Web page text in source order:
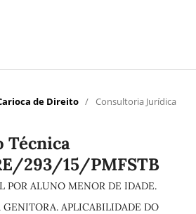
de Direito / Consultoria Jurídica
Técnica
293/15/PMFSTB
POR ALUNO MENOR DE IDADE.
APLICABILIDADE DO